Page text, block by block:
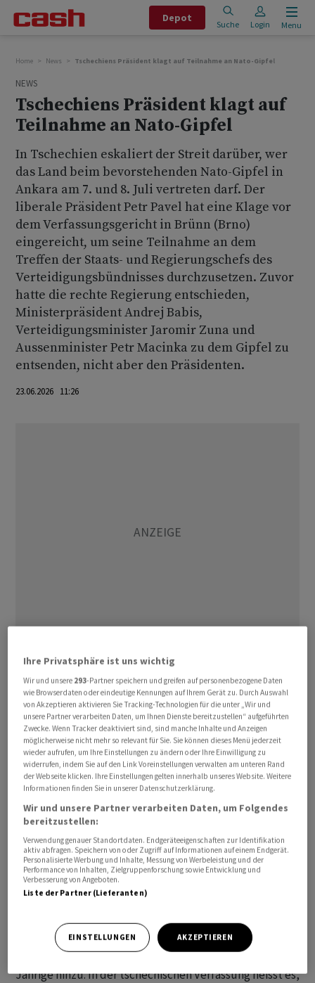
Depot
Suche Login Menu
Home News Tschechiens Präsident klagt auf Teilnahme an Nato-Gipfel
NEWS
Tschechiens Präsident klagt auf
Teilnahme an Nato-Gipfel
In Tschechien eskaliert der Streit darüber, wer
das Land beim bevorstehenden Nato-Gipfel in
Ankara am 7. und 8. Juli vertreten darf. Der
liberale Präsident Petr Pavel hat eine Klage vor
dem Verfassungsgericht in Brünn (Brno)
eingereicht, um seine Teilnahme an dem
Treffen der Staats- und Regierungschefs des
Verteidigungsbündnisses durchzusetzen. Zuvor
hatte die rechte Regierung entschieden,
Ministerpräsident Andrej Babis,
Verteidigungsminister Jaromir Zuna und
Aussenminister Petr Macinka zu dem Gipfel zu
entsenden, nicht aber den Präsidenten.
23.06.2026 11:26
Manche Beobachter vermuten hinter der Entscheidung
des Kabinetts einen Racheakt, da Pavel immer wieder
Regierungsprojekte öffentlich kritisiert. Zuletzt
äusserte er sich ablehnend zur geplanten Abschaffung
der Rundfunkgebühren und den damit verbundenen
Kürzungen bei den öffentlich-rechtlichen Medien. In der
Vergangenheit hatten in der Regel entweder nur der
Präsident oder Präsident und Regierungschef
gemeinsam das Land bei Nato-Gipfeln vertreten.
Tschechien ist seit 1999 Nato-Mitglied.
Verfassungsgericht muss entscheiden
Es sei seine Pflicht, die Befugnisse des
zu verteidigen, erklärte der Ex-Nato-General Pavel nun.
«Nicht meinetwegen, sondern für alle Präsidenten und
Präsidentinnen, die nach mir kommen», fügte der 64-
Jährige hinzu. In der tschechischen Verfassung heisst es,
Ihre Privatsphäre ist uns wichtig
Wir und unsere 293-Partner speichern und greifen auf personenbezogene Daten
wie Browserdaten oder eindeutige Kennungen auf Ihrem Gerät zu. Durch Auswahl
von Akzeptieren aktivieren Sie Tracking-Technologien für die unter „Wir und
unsere Partner verarbeiten Daten, um Ihnen Dienste bereitzustellen“ aufgeführten
Zwecke. Wenn Tracker deaktiviert sind, sind manche Inhalte und Anzeigen
möglicherweise nicht mehr so relevant für Sie. Sie können dieses Menü jederzeit
wieder aufrufen, um Ihre Einstellungen zu ändern oder Ihre Einwilligung zu
widerrufen, indem Sie auf den Link Voreinstellungen verwalten am unteren Rand
der Webseite klicken. Ihre Einstellungen gelten innerhalb unseres Website. Weitere
Informationen finden Sie in unserer Datenschutzerklärung.
Wir und unsere Partner verarbeiten Daten, um Folgendes
bereitzustellen:
Verwendung genauer Standortdaten. Endgeräteeigenschaften zur Identifikation
aktiv abfragen. Speichern von oder Zugriff auf Informationen auf einem Endgerät.
Personalisierte Werbung und Inhalte, Messung von Werbeleistung und der
Performance von Inhalten, Zielgruppenforschung sowie Entwicklung und
Verbesserung von Angeboten.
Liste der Partner (Lieferanten)
EINSTELLUNGEN AKZEPTIEREN